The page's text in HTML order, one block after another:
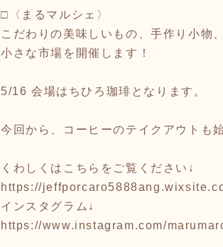
□〈まるマルシェ〉
こだわりの美味しいもの、手作り小物
小さな市場を開催します！
5/16 会場はちひろ珈琲となります。
今回から、コーヒーのテイクアウトも
くわしくはこちらをご覧ください↓
https://
インスタグラム↓
https://www.instagram.com/